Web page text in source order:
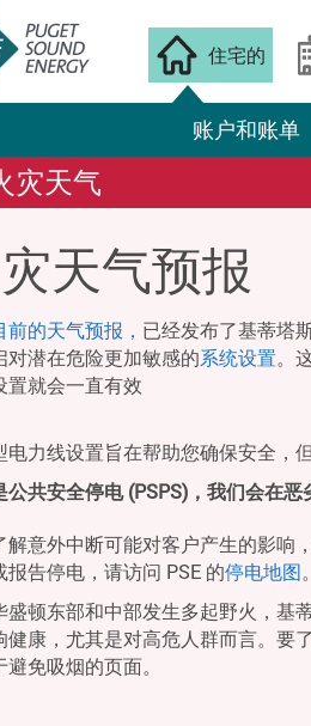
住宅的
账户和账单
灾天气
天气预报
前的天气预报， 已经发布了基蒂塔
对潜在危险更加敏感的系统设置。
置就会一直有效
电力线设置旨在帮助您确保安全，
公共安全停电 (PSPS)，我们会在恶
解意外中断可能对客户产生的影响
报告停电，请访问 PSE 的停电地图。
盛顿东部和中部发生多起野火，基
健康，尤其是对高危人群而言。要
免吸烟的页面。